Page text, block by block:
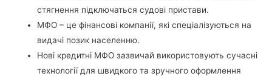
стягнення підключаться судові пристави.
МФО – це фінансові компанії, які спеціалізуються на
видачі позик населенню.
Нові кредитні МФО зазвичай використовують сучасні
технології для швидкого та зручного оформлення